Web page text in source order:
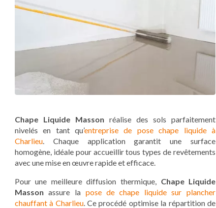
Chape Liquide Masson réalise des sols parfaitement
nivelés en tant qu’entreprise de pose chape liquide à
Charlieu . Chaque application garantit une surface
homogène, idéale pour accueillir tous types de revêtements
avec une mise en œuvre rapide et efficace.
Pour une meilleure diffusion thermique, Chape Liquide
Masson assure la pose de chape liquide sur plancher
chauffant à Charlieu. Ce procédé optimise la répartition de